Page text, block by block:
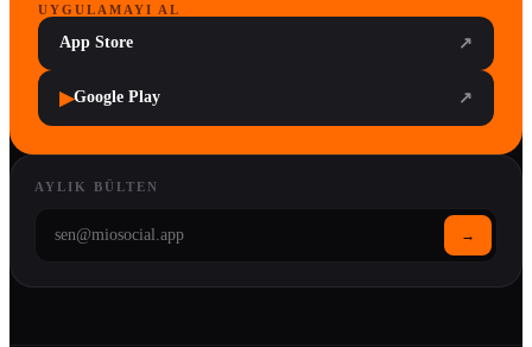
UYGULAMAYI AL
App Store ↗
▶Google Play ↗
AYLIK BÜLTEN
→